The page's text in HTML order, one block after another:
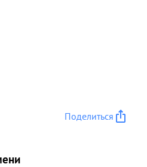
"КРАСНАЯ
Поделиться